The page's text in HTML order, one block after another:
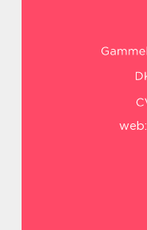
web: